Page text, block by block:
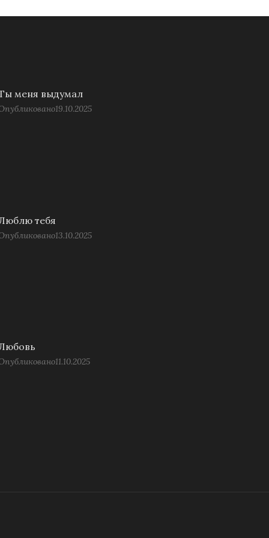
меня выдумал
19.10.2025
тебя
13.10.2025
11.10.2025